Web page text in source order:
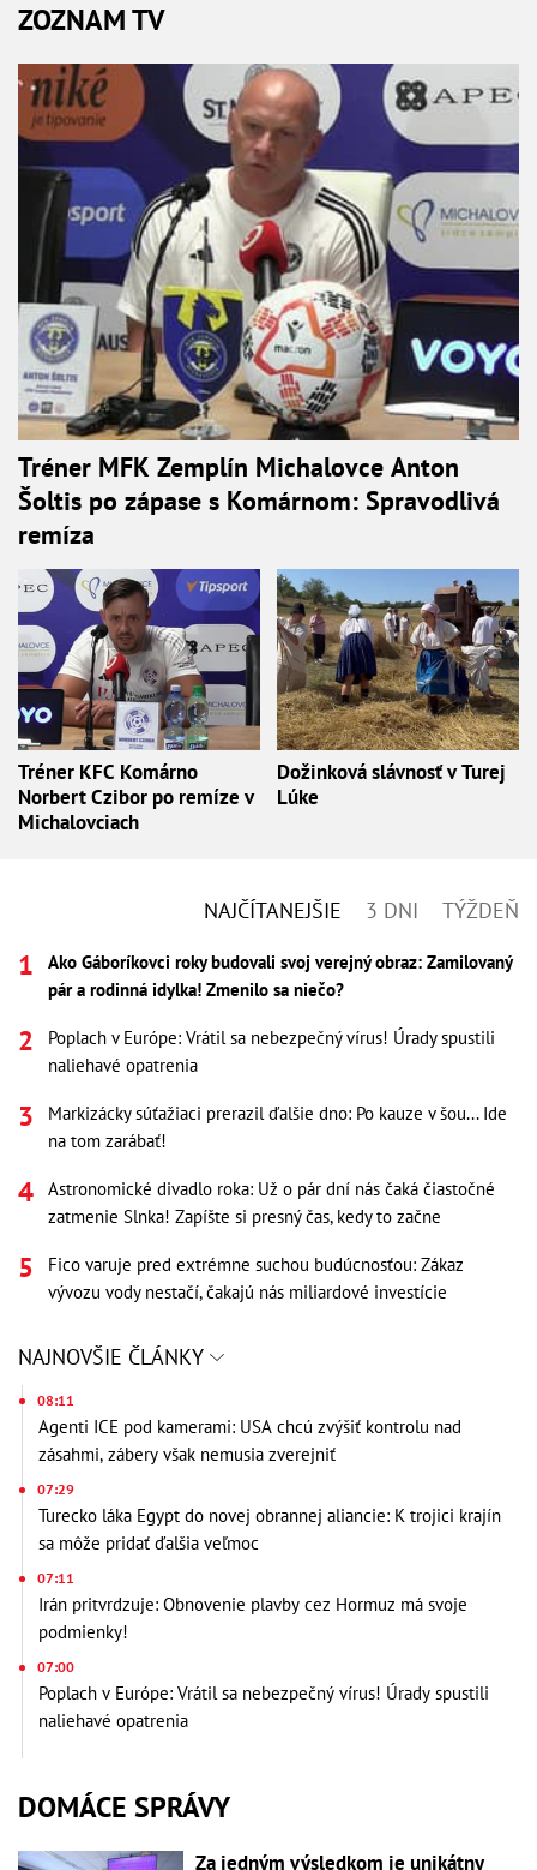
ZOZNAM TV
Tréner MFK Zemplín Michalovce Anton
Šoltis po zápase s Komárnom: Spravodlivá
remíza
Tréner KFC Komárno
Norbert Czibor po remíze v
Michalovciach
Dožinková slávnosť v Turej
Lúke
NAJČÍTANEJŠIE 3 DNI TÝŽDEŇ
Ako Gáboríkovci roky budovali svoj verejný obraz: Zamilovaný
pár a rodinná idylka! Zmenilo sa niečo?
Poplach v Európe: Vrátil sa nebezpečný vírus! Úrady spustili
naliehavé opatrenia
Markizácky súťažiaci prerazil ďalšie dno: Po kauze v šou... Ide
na tom zarábať!
Astronomické divadlo roka: Už o pár dní nás čaká čiastočné
zatmenie Slnka! Zapíšte si presný čas, kedy to začne
Fico varuje pred extrémne suchou budúcnosťou: Zákaz
vývozu vody nestačí, čakajú nás miliardové investície
NAJNOVŠIE ČLÁNKY
08:11
Agenti ICE pod kamerami: USA chcú zvýšiť kontrolu nad
zásahmi, zábery však nemusia zverejniť
07:29
Turecko láka Egypt do novej obrannej aliancie: K trojici krajín
sa môže pridať ďalšia veľmoc
07:11
Irán pritvrdzuje: Obnovenie plavby cez Hormuz má svoje
podmienky!
07:00
Poplach v Európe: Vrátil sa nebezpečný vírus! Úrady spustili
naliehavé opatrenia
DOMÁCE SPRÁVY
Za jedným výsledkom je unikátny